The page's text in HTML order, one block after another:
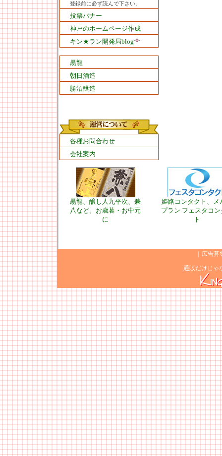
登録前に必ず読んで下さい。
投票バナー
神戸のホームページ作成
キン★ラン開発局blog
黒龍
朝日酒造
勝沼醸造
各種お問合わせ
会社案内
黒龍、醸し人九平次、兼
八など。お歳暮・お中元
に
姫路コンタクト、メ
プラン フェスタコン
ト
広告募
通販だけじゃ